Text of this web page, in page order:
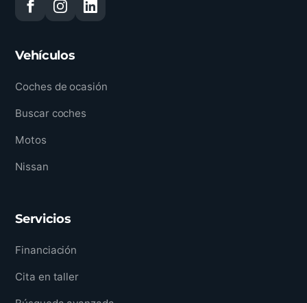
Vehículos
Coches de ocasión
Buscar coches
Motos
Nissan
Servicios
Financiación
Cita en taller